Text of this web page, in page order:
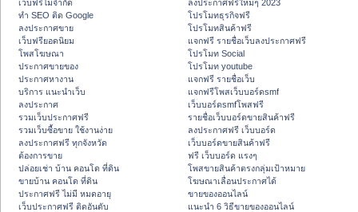
เว็บฟรีไม่จำกัด
ทำ SEO ติด Google
ลงประกาศขาย
เว็บฟรียอดนิยม
โพสโฆษณา
ประกาศขายของ
ประกาศหางาน
บริการ แนะนำเว็บ
ลงประกาศ
รวมเว็บประกาศฟรี
รวมเว็บซื้อขาย ใช้งานง่าย
ลงประกาศฟรี ทุกจังหวัด
ต้องการขาย
ปล่อยเช่า บ้าน คอนโด ที่ดิน
ขายบ้าน คอนโด ที่ดิน
ประกาศฟรี ไม่มี หมดอายุ
เว็บประกาศฟรี ติดอันดับ
ลงประกาศฟรีใหม่ๆ 2023
โปรโมทธุรกิจฟรี
โปรโมทสินค้าฟรี
แจกฟรี รายชื่อเว็บลงประกาศฟรี
โปรโมท Social
โปรโมท youtube
แจกฟรี รายชื่อเว็บ
แจกฟรีโพสเว็บบอร์ดsmf
เว็บบอร์ดsmfโพสฟรี
รายชื่อเว็บบอร์ดขายสินค้าฟรี
ลงประกาศฟรี เว็บบอร์ด
เว็บบอร์ดขายสินค้าฟรี
ฟรี เว็บบอร์ด แรงๆ
โพสขายสินค้าตรงกลุ่มเป้าหมาย
โฆษณาเลื่อนประกาศได้
ขายของออนไลน์
แนะนำ 6 วิธีขายของออนไลน์